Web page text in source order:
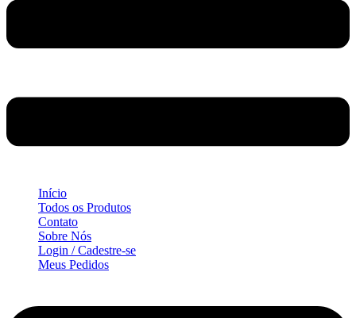
Início
Todos os Produtos
Contato
Sobre Nós
Login / Cadestre-se
Meus Pedidos